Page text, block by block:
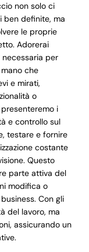
non solo ci
ben definite, ma
le proprie
Adorerai
per
che
e mirati,
o
i
e controllo sul
testare e fornire
costante
Questo
parte attiva del
modifica o
Con gli
del lavoro, ma
assicurando un